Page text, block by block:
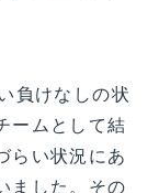
負けなしの状
ームとして結
らい状況にあ
ました。その